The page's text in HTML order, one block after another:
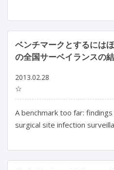
ベンチマークとするには
の全国サーベイランスの
2013.02.28
☆
A benchmark too far:
surgical site infection